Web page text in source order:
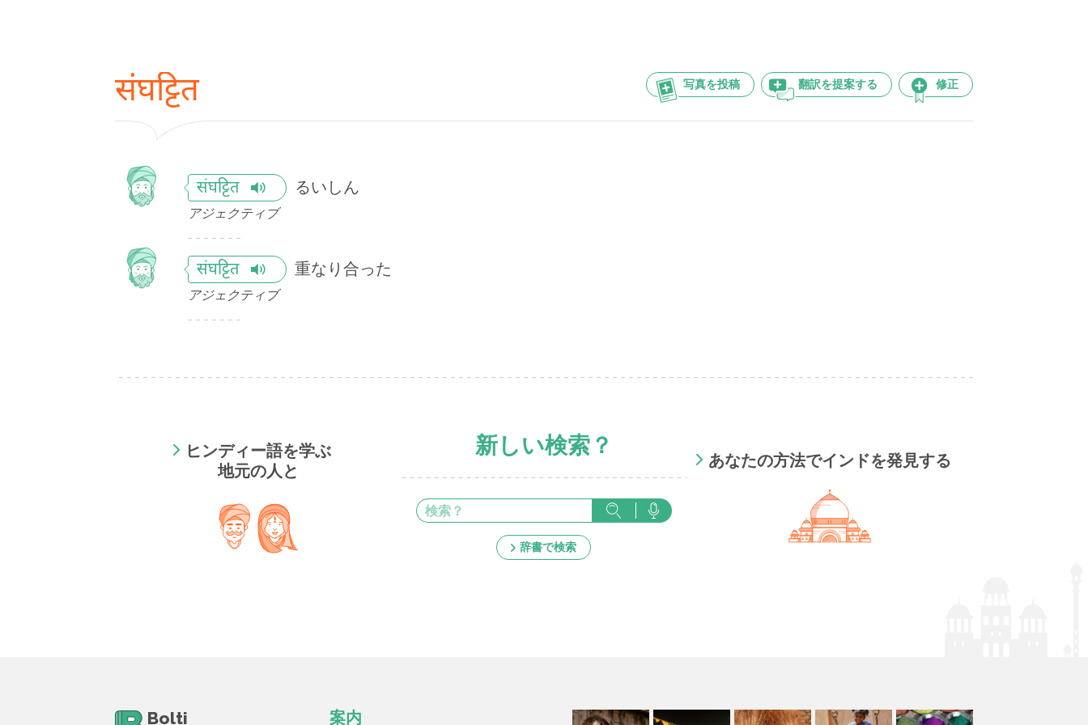
写真を投稿 翻訳を提案する 修正
संघट्टित
संघट्टित るいしん
アジェクティブ
संघट्टित 重なり合った
アジェクティブ
ヒンディー語を学ぶ
地元の人と
新しい検索？
辞書で検索
あなたの方法でインドを発見する
Bolti 案内